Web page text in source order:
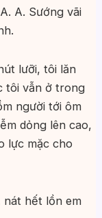
A. Sướng vãi
lưỡi, tôi lăn
tôi vẫn ở trong
người tới ôm
dỏng lên cao,
lực mặc cho
hết lồn em